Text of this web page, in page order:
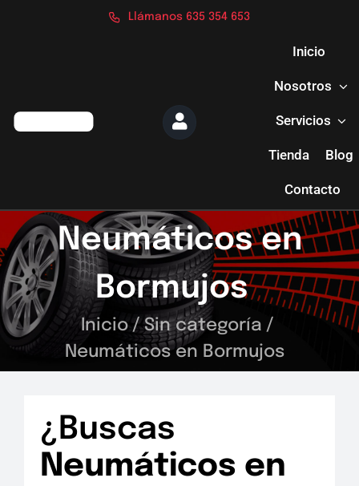
Llámanos 635 354 653
Inicio
Nosotros
Servicios
Tienda Blog
Contacto
Neumáticos en
Bormujos
Inicio / Sin categoría /
Neumáticos en Bormujos
¿Buscas
Neumáticos en